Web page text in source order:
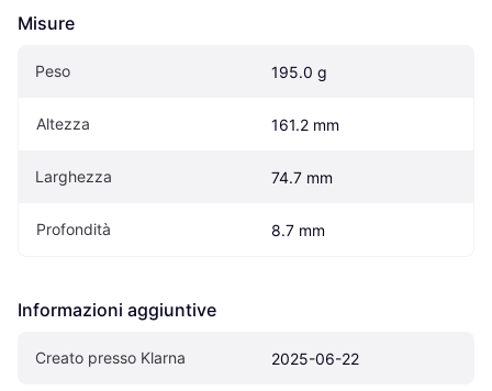
Misure
Peso 195.0 g
Altezza 161.2 mm
Larghezza 74.7 mm
Profondità 8.7 mm
Informazioni aggiuntive
Creato presso Klarna 2025-06-22